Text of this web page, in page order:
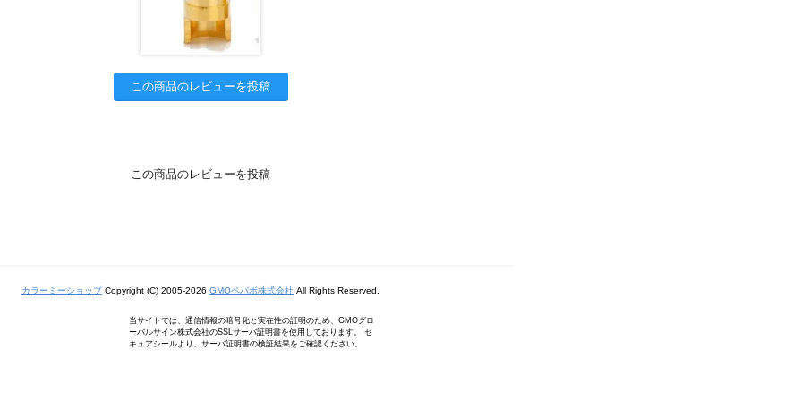
この商品のレビューを投稿
この商品のレビューを投稿
カラーミーショップCopyright (C) 2005-2026 GMOペパボ株式会社 All Rights Reserved.
当サイトでは、通信情報の暗号化と実在性の証明のため、GMOグロ
ーバルサイン株式会社のSSLサーバ証明書を使用しております。 セ
キュアシールより、サーバ証明書の検証結果をご確認ください。